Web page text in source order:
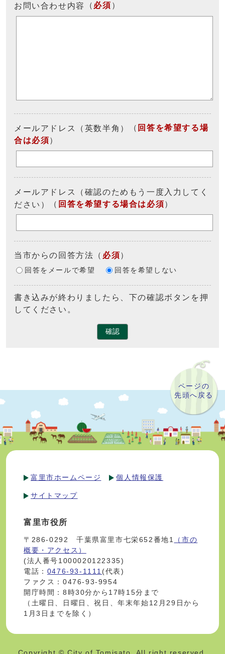
お問い合わせ内容 （ 必須 ）
メールアドレス（英数半角） （ 回答を希望する場
合は必須）
メールアドレス（確認のためもう一度入力してく
ださい）
（ 回答を希望する場合は必須）
当市からの回答方法 （ 必須）
回答をメールで希望 回答を希望しない
書き込みが終わりましたら、下の確認ボタンを押
してください。
確認
ページの
先頭へ戻る
富里市ホームページ 個人情報保護
サイトマップ
富里市役所
〒286-0292 千葉県富里市七栄652番地1
（市の
概要・アクセス）
(法人番号1000020122335)
電話： 0476-93-1111(代表)
ファクス：0476-93-9954
開庁時間：8時30分から17時15分まで
（土曜日、日曜日、祝日、年末年始12月29日から
1月3日までを除く）